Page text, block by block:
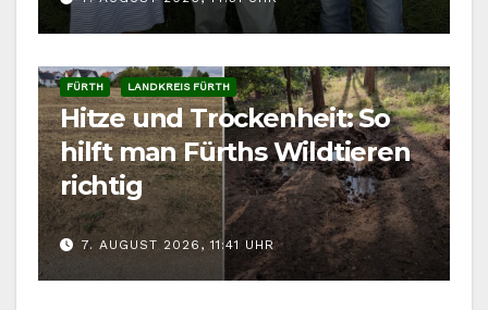
FÜRTH LANDKREIS FÜRTH
Hitze und Trockenheit: So
hilft man Fürths Wildtieren
richtig
7. AUGUST 2026, 11:41 UHR